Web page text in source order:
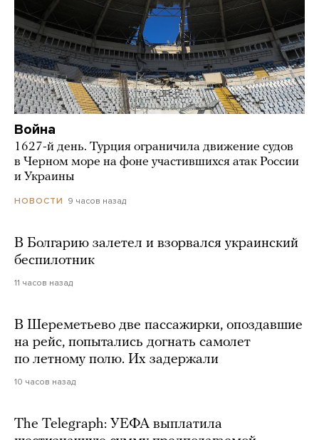
Война
1627-й день. Турция ограничила движение судов
в Черном море на фоне участившихся атак России
и Украины
НОВОСТИ 9 часов назад
В Болгарию залетел и взорвался украинский
беспилотник
11 часов назад
В Шереметьево две пассажирки, опоздавшие
на рейс, попытались догнать самолет
по летному полю. Их задержали
10 часов назад
The Telegraph: УЕФА выплатила